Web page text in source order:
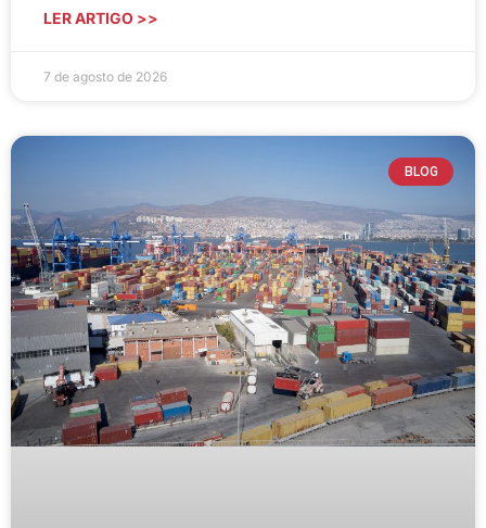
LER ARTIGO >>
7 de agosto de 2026
BLOG